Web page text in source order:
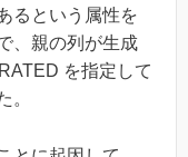
るという属性を
、親の列が生成
を指定して
。